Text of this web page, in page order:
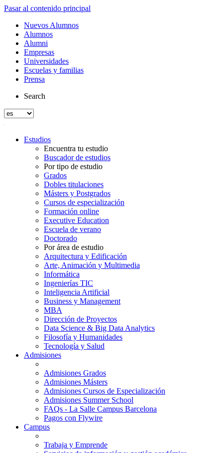
Pasar al contenido principal
Nuevos Alumnos
Alumnos
Alumni
Empresas
Universidades
Escuelas y familias
Prensa
Search
Estudios
Encuentra tu estudio
Buscador de estudios
Por tipo de estudio
Grados
Dobles titulaciones
Másters y Postgrados
Cursos de especialización
Formación online
Executive Education
Escuela de verano
Doctorado
Por área de estudio
Arquitectura y Edificación
Arte, Animación y Multimedia
Informática
Ingenierías TIC
Inteligencia Artificial
Business y Management
MBA
Dirección de Proyectos
Data Science & Big Data Analytics
Filosofía y Humanidades
Tecnología y Salud
Admisiones
Admisiones Grados
Admisiones Másters
Admisiones Cursos de Especialización
Admisiones Summer School
FAQs - La Salle Campus Barcelona
Pagos con Flywire
Campus
Trabaja y Emprende